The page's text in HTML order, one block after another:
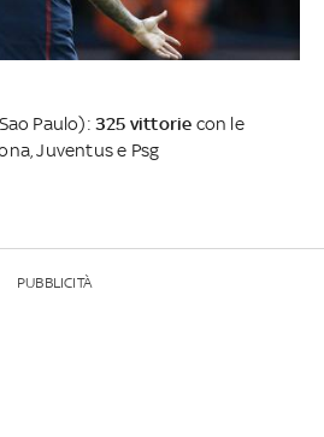
Paulo):325 vittorie con le
Juventus e Psg
PUBBLICITÀ